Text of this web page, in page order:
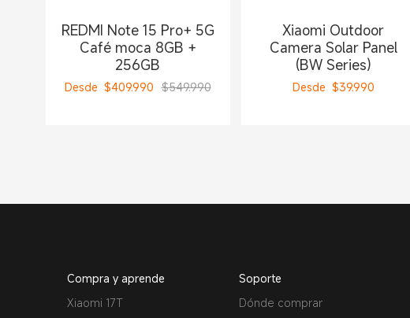
REDMI Note 15 Pro+ 5G
Café moca 8GB +
256GB
Desde $409.990 $549.990
Xiaomi Outdoor
Camera Solar Panel
(BW Series)
Desde $39.990
Compra y aprende
Xiaomi 17T
Soporte
Dónde comprar